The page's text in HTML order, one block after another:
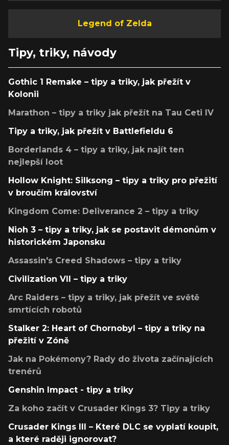
Legend of Zelda
Tipy, triky, návody
Gothic 1 Remake – tipy a triky, jak přežít v
Kolonii
Marathon – tipy a triky jak přežít na Tau Ceti IV
Tipy a triky, jak přežít v Battlefieldu 6
Borderlands 4 – tipy a triky, jak najít ten
nejlepší loot
Hollow Knight: Silksong – tipy a triky pro přežití
v broučím království
Kingdom Come: Deliverance 2 – tipy a triky
Nioh 3 – tipy a triky, jak se postavit démonům v
historickém Japonsku
Assassin's Creed Shadows – tipy a triky
Civilization VII – tipy a triky
Arc Raiders – tipy a triky, jak přežít ve světě
smrtících robotů
Stalker 2: Heart of Chornobyl – tipy a triky na
přežití v Zóně
Jak na Pokémony? Rady do života začínajících
trenérů
Genshin Impact - tipy a triky
Za koho začít v Crusader Kings 3? Tipy a triky
Crusader Kings III – Které DLC se vyplatí koupit,
a které raději ignorovat?